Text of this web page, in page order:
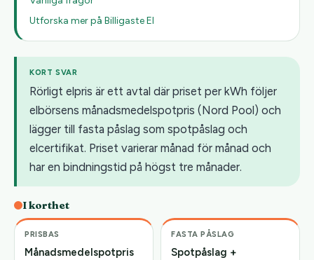
Utforska mer på Billigaste El
KORT SVAR
Rörligt elpris är ett avtal där priset per kWh följer
elbörsens månadsmedelspotpris (Nord Pool) och
lägger till fasta påslag som spotpåslag och
elcertifikat. Priset varierar månad för månad och
har en bindningstid på högst tre månader.
I korthet
PRISBAS
Månadsmedelspotpris
FASTA PÅSLAG
Spotpåslag +